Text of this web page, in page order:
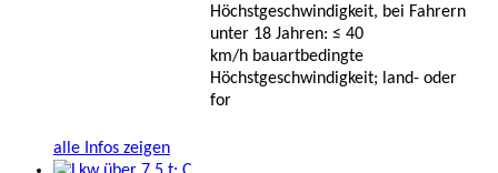
Höchstgeschwindigkeit, bei Fahrern
unter 18 Jahren: ≤ 40
km/h bauartbedingte
Höchstgeschwindigkeit; land- oder
for
alle Infos zeigen